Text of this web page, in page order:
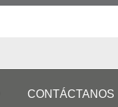
CONTÁCTANOS